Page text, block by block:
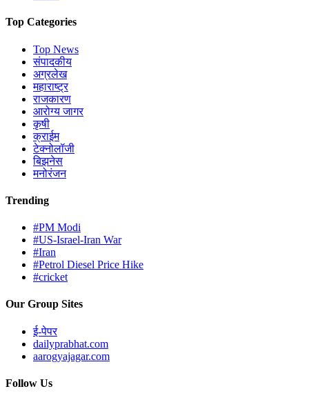
Top Categories
Top News
संपादकीय
अग्रलेख
महाराष्ट्र
राजकारण
आरोग्य जागर
कृषी
क्राईम
टेक्नोलॉजी
बिझनेस
मनोरंजन
Trending
#PM Modi
#US-Israel-Iran War
#Iran
#Petrol Diesel Price Hike
#cricket
Our Group Sites
ई-पेपर
dailyprabhat.com
aarogyajagar.com
Follow Us